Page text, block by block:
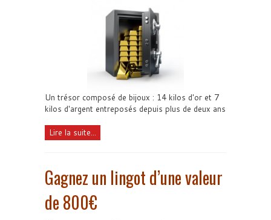
Un trésor composé de bijoux : 14 kilos d'or et 7
kilos d'argent entreposés depuis plus de deux ans
Lire la suite...
Gagnez un lingot d’une valeur
de 800€